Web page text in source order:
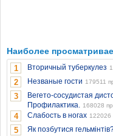
Наиболее
1 Вторичный туберкулез
2 Незваные гости 179511
3
Вегето-сосудистая
Профилактика. 168028
4 Слабость в ногах 122026
5 Як позбутися